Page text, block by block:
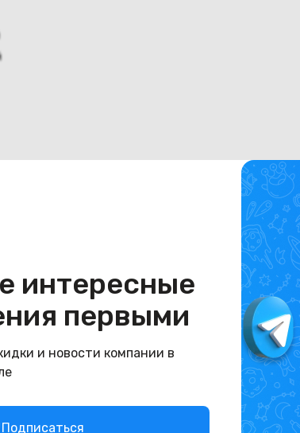
интересные
первыми
и новости компании в
Подписаться